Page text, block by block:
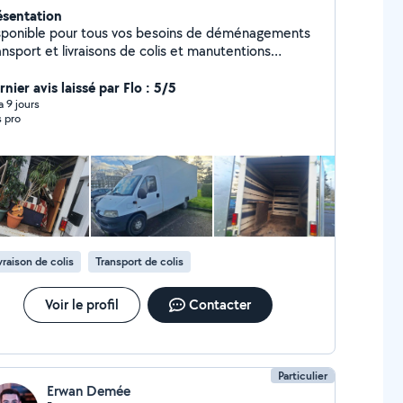
pour tous vos besoins de déménagements
et livraisons de colis et manutentions
accompli. On dit de bonne heure et de
humeur ?!
avis laissé par Flo : 5/5
9 jours
pro
de colis Transport de colis
Voir le profil Contacter
Particulier
Erwan Demée